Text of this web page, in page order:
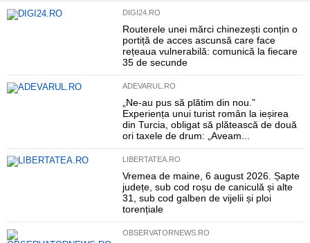
DIGI24.RO
Routerele unei mărci chinezești conțin o
portiță de acces ascunsă care face
rețeaua vulnerabilă: comunică la fiecare
35 de secunde
ADEVARUL.RO
„Ne-au pus să plătim din nou.”
Experiența unui turist român la ieșirea
din Turcia, obligat să plătească de două
ori taxele de drum: „Aveam...
LIBERTATEA.RO
Vremea de maine, 6 august 2026. Șapte
județe, sub cod roșu de caniculă și alte
31, sub cod galben de vijelii și ploi
torențiale
OBSERVATORNEWS.RO